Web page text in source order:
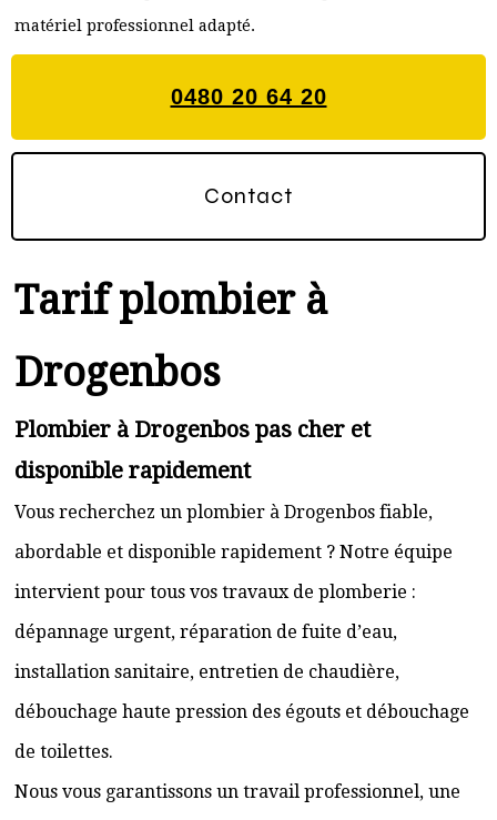
matériel professionnel adapté.
0480 20 64 20
Contact
Tarif plombier à
Drogenbos
Plombier à Drogenbos pas cher et
disponible rapidement
Vous recherchez un plombier à Drogenbos fiable,
abordable et disponible rapidement ? Notre équipe
intervient pour tous vos travaux de plomberie :
dépannage urgent, réparation de fuite d’eau,
installation sanitaire, entretien de chaudière,
débouchage haute pression des égouts et débouchage
de toilettes.
Nous vous garantissons un travail professionnel, une